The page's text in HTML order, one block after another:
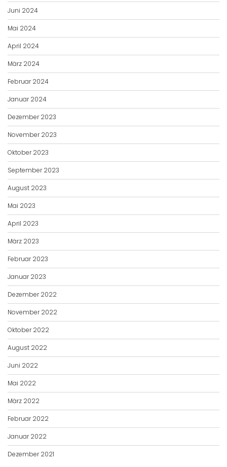
Juni 2024
Mai 2024
April 2024
März 2024
Februar 2024
Januar 2024
Dezember 2023
November 2023
Oktober 2023
September 2023
August 2023
Mai 2023
April 2023
März 2023
Februar 2023
Januar 2023
Dezember 2022
November 2022
Oktober 2022
August 2022
Juni 2022
Mai 2022
März 2022
Februar 2022
Januar 2022
Dezember 2021